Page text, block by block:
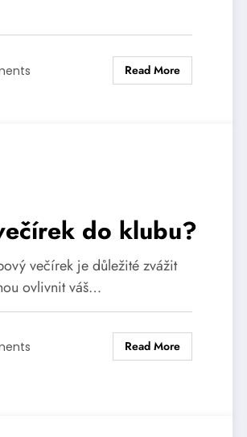
Read More
do klubu?
večírek je důležité zvážit
ovlivnit váš…
Read More